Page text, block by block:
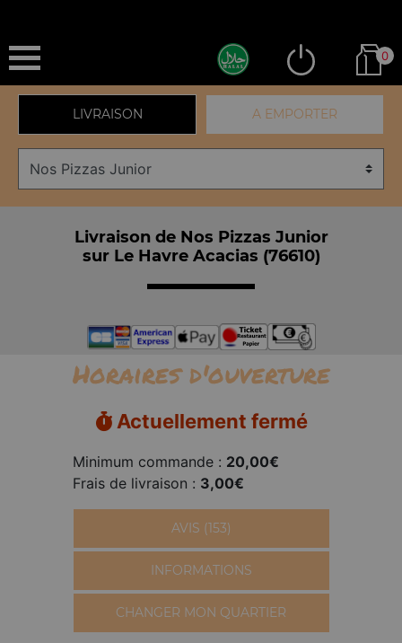
0
LIVRAISON A EMPORTER
Livraison de Nos Pizzas Junior
sur Le Havre Acacias (76610)
Horaires d'ouverture
Actuellement fermé
Minimum commande : 20,00€
Frais de livraison : 3,00€
AVIS (153)
INFORMATIONS
CHANGER MON QUARTIER